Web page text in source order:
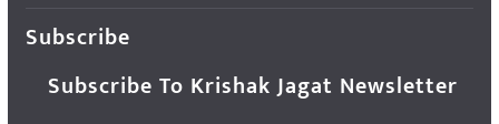
Subscribe
Subscribe To Krishak Jagat Newsletter